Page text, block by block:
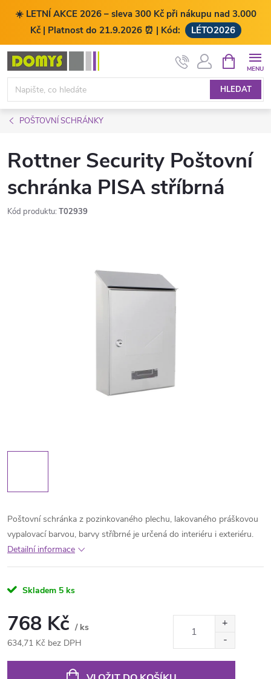
☀️ LETNÍ AKCE 2026 – sleva 300 Kč při nákupu nad 3.000
Kč | Platnost do 21.9.2026 ⏰ | Kód:
LÉTO2026
Přejít
obsah
HLEDAT
NÁKUPNÍ
KOŠÍK
POŠTOVNÍ SCHRÁNKY
Rottner Security Poštovní
schránka PISA stříbrná
Kód produktu: T02939
Poštovní schránka z pozinkovaného plechu, lakovaného práškovou
vypalovací barvou, barvy stříbrné je určená do interiéru i exteriéru.
Detailní informace
Skladem 5 ks
768 Kč / ks
634,71 Kč bez DPH